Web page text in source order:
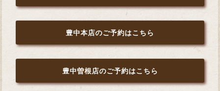
豊中本店のご予約はこちら
豊中曽根店のご予約はこちら